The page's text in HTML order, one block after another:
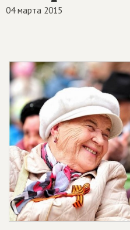
04 марта 2015